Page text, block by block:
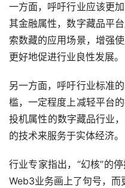
一方面，呼吁行业应该更
其金融属性，数字藏品平
索数藏的应用场景，增强
更好地促进行业良性发展。
另一方面，呼吁行业标准
槛，一定程度上减轻平台
投机属性的数字藏品行业
的技术来服务于实体经济。
行业专家指出，“幻核”的
Web3业务画上了句号，而